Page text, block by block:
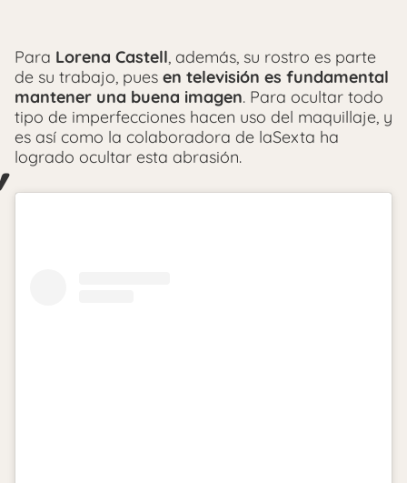
Para Lorena Castell, además, su rostro es parte
de su trabajo, pues en televisión es fundamental
mantener una buena imagen. Para ocultar todo
tipo de imperfecciones hacen uso del maquillaje, y
es así como la colaboradora de laSexta ha
logrado ocultar esta abrasión.